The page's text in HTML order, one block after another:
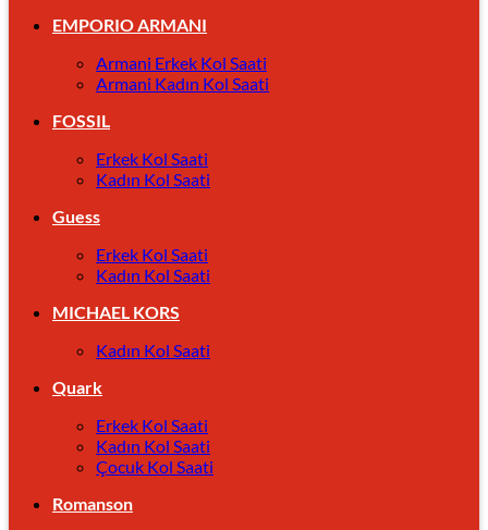
EMPORIO ARMANI
Armani Erkek Kol Saati
Armani Kadın Kol Saati
FOSSIL
Erkek Kol Saati
Kadın Kol Saati
Guess
Erkek Kol Saati
Kadın Kol Saati
MICHAEL KORS
Kadın Kol Saati
Quark
Erkek Kol Saati
Kadın Kol Saati
Çocuk Kol Saati
Romanson